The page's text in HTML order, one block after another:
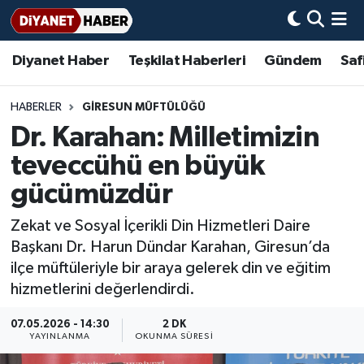
Diyanet Haber Teşkilat Haberleri Gündem
HABERLER GIRESUN MÜFTÜLÜĞÜ
Dr. Karahan: Milletimizin
teveccühü en büyük
gücümüzdür
Zekat ve Sosyal İçerikli Din Hizmetleri Daire
Başkanı Dr. Harun Dündar Karahan, Giresun’da
ilçe müftüleriyle bir araya gelerek din ve eğitim
hizmetlerini değerlendirdi.
07.05.2026 - 14:30
YAYINLANMA
2 DK
OKUNMA SÜRESI
Diyanet Haber
Teşkilat Haberleri
Adana Müftülüğü
Adıyaman Müftülüğü
Afyonkarahisar Müftülüğü
Ağrı Müftülüğü
Aksaray Müftülüğü
Amasya Müftülüğü
Antalya Müftülüğü
Gündem
#Keşfet
Bir Ayet
Bir Hikaye
Biyografiler
Dini kavramlar
Diyanet Bilgi
Diyanet Takvimi
Hadislerle İslam
Basında Bugün
DİYANET eKİTAP
Aile Dergisi
Aylık Dergi
TDV
İmam Hatip Okulları
Başmakale
Hadis-i Şerifler
Hayat Okumaları
Nöbetçi Eczaneler
Hava Durumu
Ankara Namaz Vakitleri
Trafik Durumu
Süper Lig Puan Durumu ve Fikstür
Tüm Manşetler
Haber Arşivi